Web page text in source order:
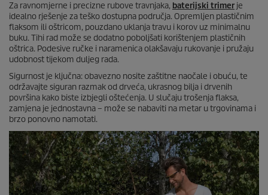
Za ravnomjerne i precizne rubove travnjaka, baterijski trimer je
idealno rješenje za teško dostupna područja. Opremljen plastičnim
flaksom ili oštricom, pouzdano uklanja travu i korov uz minimalnu
buku. Tihi rad može se dodatno poboljšati korištenjem plastičnih
oštrica. Podesive ručke i naramenica olakšavaju rukovanje i pružaju
udobnost tijekom duljeg rada.
Sigurnost je ključna: obavezno nosite zaštitne naočale i obuću, te
održavajte siguran razmak od drveća, ukrasnog bilja i drvenih
površina kako biste izbjegli oštećenja. U slučaju trošenja flaksa,
zamjena je jednostavna – može se nabaviti na metar u trgovinama i
brzo ponovno namotati.